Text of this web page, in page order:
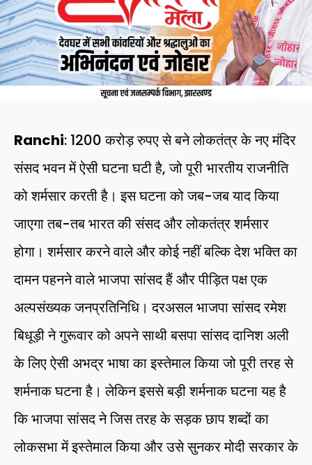
Ranchi: 1200 करोड़ रुपए से बने लोकतंत्र के नए मंदिर
संसद भवन में ऐसी घटना घटी है, जो पूरी भारतीय राजनीति
को शर्मसार करती है। इस घटना को जब-जब याद किया
जाएगा तब-तब भारत की संसद और लोकतंत्र शर्मसार
होगा। शर्मसार करने वाले और कोई नहीं बल्कि देश भक्ति का
दामन पहनने वाले भाजपा सांसद हैं और पीड़ित पक्ष एक
अल्पसंख्यक जनप्रतिनिधि। दरअसल भाजपा सांसद रमेश
बिधूड़ी ने गुरूवार को अपने साथी बसपा सांसद दानिश अली
के लिए ऐसी अभद्र भाषा का इस्तेमाल किया जो पूरी तरह से
शर्मनाक घटना है। लेकिन इससे बड़ी शर्मनाक घटना यह है
कि भाजपा सांसद ने जिस तरह के सड़क छाप शब्दों का
लोकसभा में इस्तेमाल किया और उसे सुनकर मोदी सरकार के